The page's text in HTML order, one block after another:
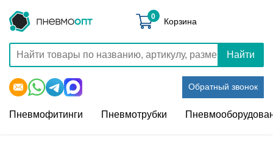
Найти
Обратный звонок
0 Корзина
Пневмофитинги Пневмотрубки